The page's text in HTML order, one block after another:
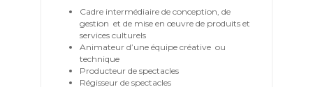
Cadre intermédiaire de conception, de
gestion et de mise en œuvre de produits et
services culturels
Animateur d’une équipe créative ou
technique
Producteur de spectacles
Régisseur de spectacles